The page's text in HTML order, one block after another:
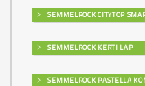
SEMMELROCK CITYTOP
SEMMELROCK KERTI LAP
SEMMELROCK PASTELLA